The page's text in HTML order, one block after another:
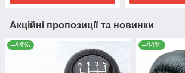
Акційні пропозиції та новинки
–44% –44%